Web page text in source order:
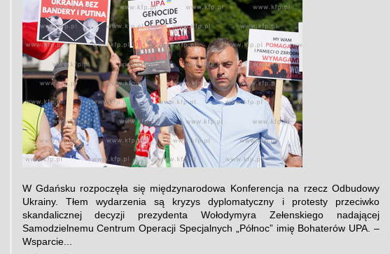
W Gdańsku rozpoczęła się międzynarodowa Konferencja na rzecz Odbudowy
Ukrainy. Tłem wydarzenia są kryzys dyplomatyczny i protesty przeciwko
skandalicznej decyzji prezydenta Wołodymyra Zełenskiego nadającej
Samodzielnemu Centrum Operacji Specjalnych „Północ” imię Bohaterów UPA. –
Wsparcie...